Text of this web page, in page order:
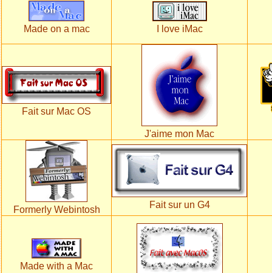
Made on a mac I love iMac
Fait sur Mac OS
J'aime mon Mac
Formerly Webintosh Fait sur un G4
Made with a Mac